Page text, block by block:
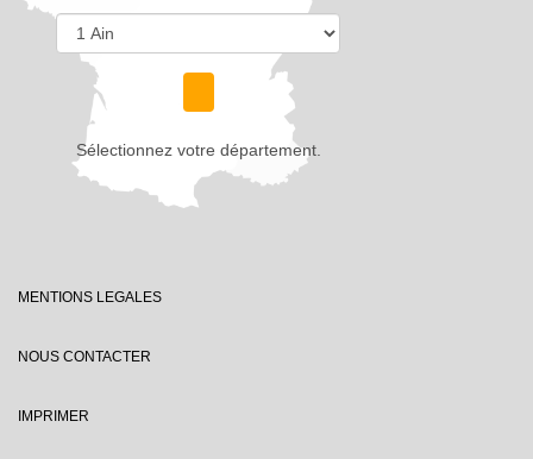
Sélectionnez votre département.
MENTIONS LEGALES
NOUS CONTACTER
IMPRIMER